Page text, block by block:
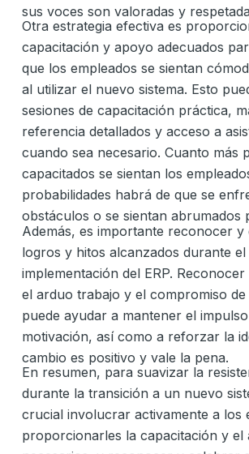
sus voces son valoradas y
Otra estrategia efectiva es
capacitación y apoyo adecuados
que los empleados se sientan
al utilizar el nuevo sistema. Esto
sesiones de capacitación práctica,
referencia detallados y acceso a
cuando sea necesario. Cuanto más
capacitados se sientan los
probabilidades habrá de que se
obstáculos o se sientan abrumados
Además, es importante reconocer y
logros y hitos alcanzados durante
implementación del ERP.
el arduo trabajo y el compromiso de
puede ayudar a mantener el
motivación, así como a reforzar la
cambio es positivo y vale la pena.
En resumen, para suavizar la
durante la transición a un nuevo
crucial involucrar activamente a los
proporcionarles la capacitación y el